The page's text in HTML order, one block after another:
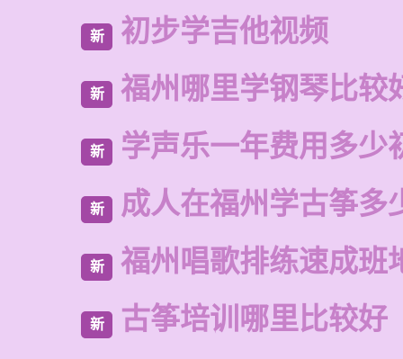
新 初步学吉他视频
新 福州哪里学钢琴比较
新 学声乐一年费用多少
新 成人在福州学古筝多
新 福州唱歌排练速成班
新 古筝培训哪里比较好